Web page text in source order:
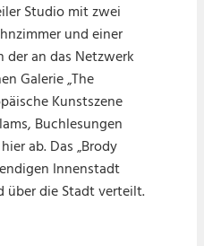
Studio mit zwei
und einer
an das Netzwerk
Galerie „The
Kunstszene
Buchlesungen
ab. Das „Brody
Innenstadt
über die Stadt verteilt.